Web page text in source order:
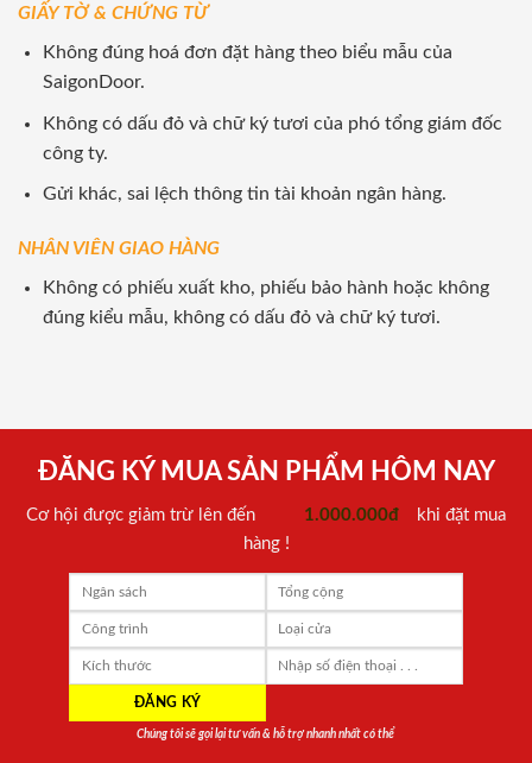
GIẤY TỜ & CHỨNG TỪ
Không đúng hoá đơn đặt hàng theo biểu mẫu của
SaigonDoor.
Không có dấu đỏ và chữ ký tươi của phó tổng giám đốc
công ty.
Gửi khác, sai lệch thông tin tài khoản ngân hàng.
NHÂN VIÊN GIAO HÀNG
Không có phiếu xuất kho, phiếu bảo hành hoặc không
đúng kiểu mẫu, không có dấu đỏ và chữ ký tươi.
ĐĂNG KÝ MUA SẢN PHẨM HÔM NAY
Cơ hội được giảm trừ lên đến 1.000.000đ
khi đặt mua
hàng !
Chúng tôi sẽ gọi lại tư vấn & hỗ trợ nhanh nhất có thể